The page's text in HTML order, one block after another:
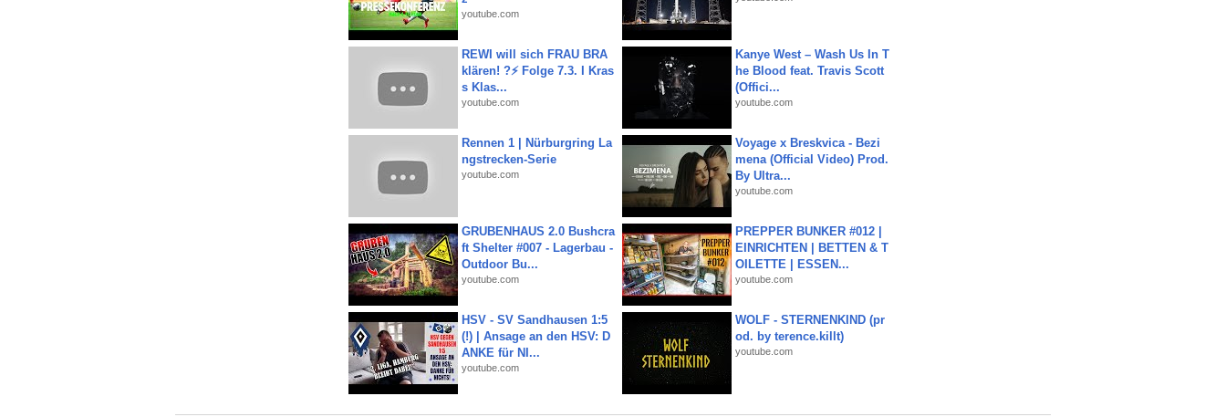
youtube.com
REWI will sich FRAU BRA
klären! ?⚡️ Folge 7.3. I Kras
s Klas...
youtube.com
Kanye West – Wash Us In T
he Blood feat. Travis Scott
(Offici...
youtube.com
Rennen 1 | Nürburgring La
ngstrecken-Serie
youtube.com
Voyage x Breskvica - Bezi
mena (Official Video) Prod.
By Ultra...
youtube.com
GRUBENHAUS 2.0 Bushcra
ft Shelter #007 - Lagerbau -
Outdoor Bu...
youtube.com
PREPPER BUNKER #012 |
EINRICHTEN | BETTEN & T
OILETTE | ESSEN...
youtube.com
HSV - SV Sandhausen 1:5
(!) | Ansage an den HSV: D
ANKE für NI...
youtube.com
WOLF - STERNENKIND (pr
od. by terence.killt)
youtube.com